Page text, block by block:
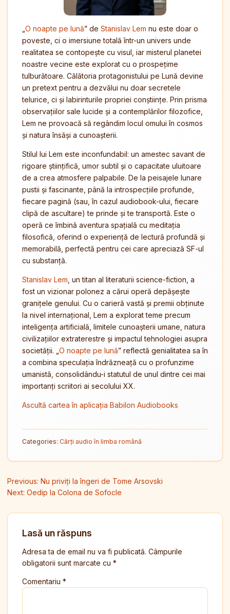
O noapte pe lună” de Stanislav Lem nu este doar o
poveste, ci o imersiune totală într-un univers unde
realitatea se contopește cu visul, iar misterul planetei
noastre vecine este explorat cu o prospețime
tulburătoare. Călătoria protagonistului pe Lună devine
un pretext pentru a dezvălui nu doar secretele
telurice, ci și labirinturile propriei conștiințe. Prin prisma
observațiilor sale lucide și a contemplărilor filozofice,
Lem ne provoacă să regândim locul omului în cosmos
și natura însăși a cunoașterii.
Stilul lui Lem este inconfundabil: un amestec savant de
rigoare științifică, umor subtil și o capacitate uluitoare
de a crea atmosfere palpabile. De la peisajele lunare
pustii și fascinante, până la introspecțiile profunde,
fiecare pagină (sau, în cazul audiobook-ului, fiecare
clipă de ascultare) te prinde și te transportă. Este o
operă ce îmbină aventura spațială cu meditația
filosofică, oferind o experiență de lectură profundă și
memorabilă, perfectă pentru cei care apreciază SF-ul
cu substanță.
Stanislav Lem , un titan al literaturii science-fiction, a
fost un vizionar polonez a cărui operă depășește
granițele genului. Cu o carieră vastă și premii obținute
la nivel internațional, Lem a explorat teme precum
inteligența artificială, limitele cunoașterii umane, natura
civilizațiilor extraterestre și impactul tehnologiei asupra
societății. „ O noapte pe lună” reflectă genialitatea sa în
a combina speculația îndrăzneață cu o profunzime
umanistă, consolidându-i statutul de unul dintre cei mai
importanți scriitori ai secolului XX.
Ascultă cartea în aplicația Babilon Audiobooks
Categories: Cărți audio în limba română
Navigare în articole
Previous: Nu priviți la îngeri de Tome Arsovski
Next: Oedip la Colona de Sofocle
Lasă un răspuns
Adresa ta de email nu va fi publicată. Câmpurile
obligatorii sunt marcate cu *
Comentariu *